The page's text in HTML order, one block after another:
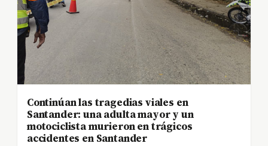
Continúan las tragedias viales en
Santander: una adulta mayor y un
motociclista murieron en trágicos
accidentes en Santander